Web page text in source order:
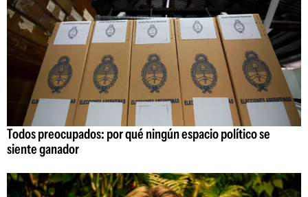
Todos preocupados: por qué ningún espacio político se
siente ganador